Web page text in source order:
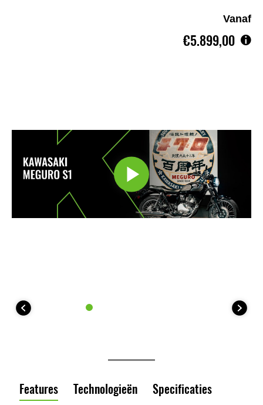
Vanaf
€5.899,00
Features Technologieën Specificaties